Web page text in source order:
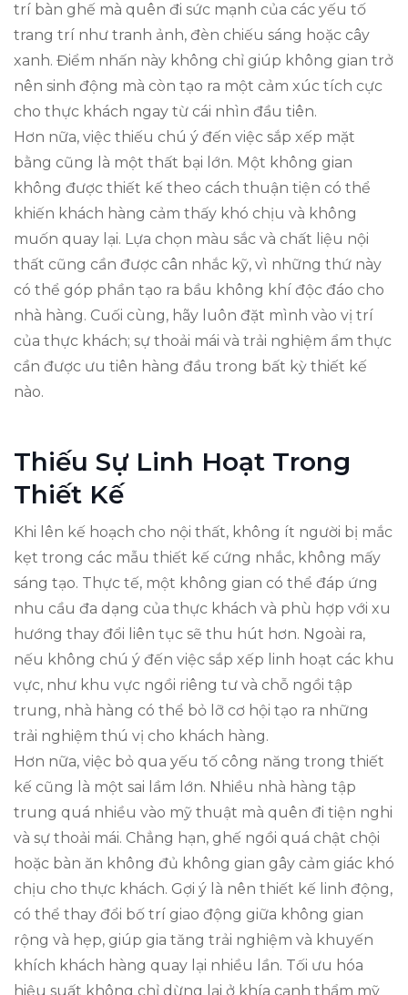
trí bàn ghế mà quên đi sức mạnh của các yếu tố
trang trí như tranh ảnh, đèn chiếu sáng hoặc cây
xanh. Điểm nhấn này không chỉ giúp không gian trở
nên sinh động mà còn tạo ra một cảm xúc tích cực
cho thực khách ngay từ cái nhìn đầu tiên.
Hơn nữa, việc thiếu chú ý đến việc sắp xếp mặt
bằng cũng là một thất bại lớn. Một không gian
không được thiết kế theo cách thuận tiện có thể
khiến khách hàng cảm thấy khó chịu và không
muốn quay lại. Lựa chọn màu sắc và chất liệu nội
thất cũng cần được cân nhắc kỹ, vì những thứ này
có thể góp phần tạo ra bầu không khí độc đáo cho
nhà hàng. Cuối cùng, hãy luôn đặt mình vào vị trí
của thực khách; sự thoải mái và trải nghiệm ẩm thực
cần được ưu tiên hàng đầu trong bất kỳ thiết kế
nào.
Thiếu Sự Linh Hoạt Trong
Thiết Kế
Khi lên kế hoạch cho nội thất, không ít người bị mắc
kẹt trong các mẫu thiết kế cứng nhắc, không mấy
sáng tạo. Thực tế, một không gian có thể đáp ứng
nhu cầu đa dạng của thực khách và phù hợp với xu
hướng thay đổi liên tục sẽ thu hút hơn. Ngoài ra,
nếu không chú ý đến việc sắp xếp linh hoạt các khu
vực, như khu vực ngồi riêng tư và chỗ ngồi tập
trung, nhà hàng có thể bỏ lỡ cơ hội tạo ra những
trải nghiệm thú vị cho khách hàng.
Hơn nữa, việc bỏ qua yếu tố công năng trong thiết
kế cũng là một sai lầm lớn. Nhiều nhà hàng tập
trung quá nhiều vào mỹ thuật mà quên đi tiện nghi
và sự thoải mái. Chẳng hạn, ghế ngồi quá chật chội
hoặc bàn ăn không đủ không gian gây cảm giác khó
chịu cho thực khách. Gợi ý là nên thiết kế linh động,
có thể thay đổi bố trí giao động giữa không gian
rộng và hẹp, giúp gia tăng trải nghiệm và khuyến
khích khách hàng quay lại nhiều lần. Tối ưu hóa
hiệu suất không chỉ dừng lại ở khía cạnh thẩm mỹ